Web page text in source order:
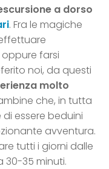
a dorso
. Fra le magiche
farsi
noi, da questi
molto
che, in tutta
essere beduini
avventura.
tutti i giorni dalle
30-35 minuti.